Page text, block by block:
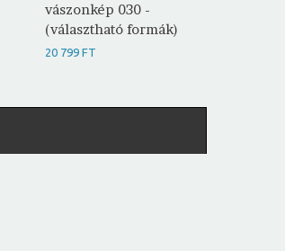
vászonkép 030 -
(választható formák)
20 799 FT